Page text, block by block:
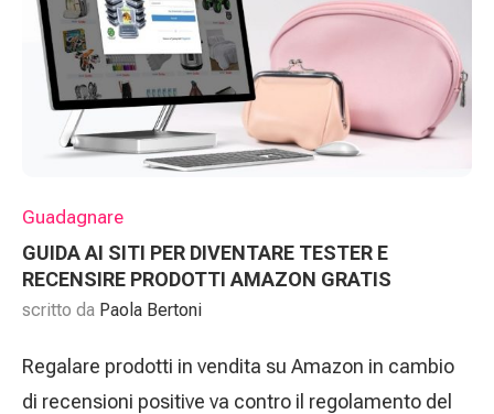
Guadagnare
GUIDA AI SITI PER DIVENTARE TESTER E
RECENSIRE PRODOTTI AMAZON GRATIS
scritto da Paola Bertoni
Regalare prodotti in vendita su Amazon in cambio
di recensioni positive va contro il regolamento del